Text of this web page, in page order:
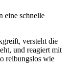
eine schnelle
versteht die
und reagiert mit
reibungslos wie